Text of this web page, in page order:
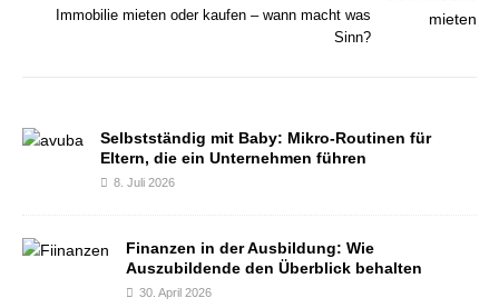
Immobilie mieten oder kaufen – wann macht was
Sinn?
Selbstständig mit Baby: Mikro-Routinen für
Eltern, die ein Unternehmen führen
8. Juli 2026
Finanzen in der Ausbildung: Wie
Auszubildende den Überblick behalten
30. April 2026